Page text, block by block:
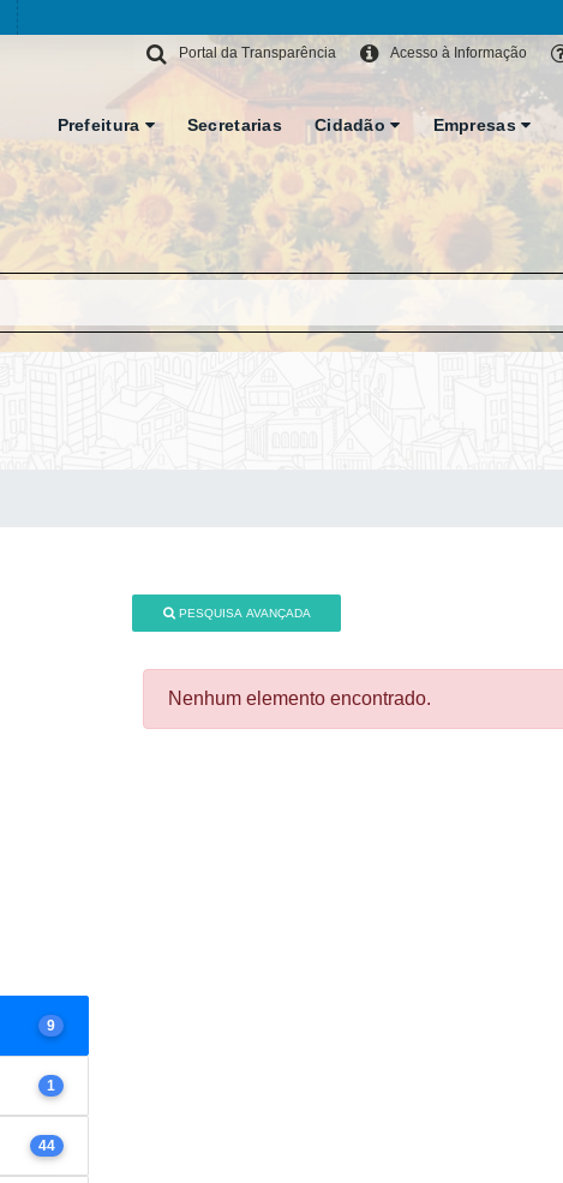
Acesso à Informação
Portal da Transparência
Prefeitura Secretarias Cidadão Empresas
9
1
44
PESQUISA AVANÇADA
Nenhum elemento encontrado.